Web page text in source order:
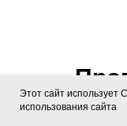
Этот сайт использует
использования сайта